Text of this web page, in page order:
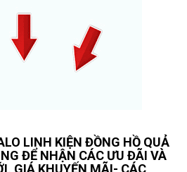
LINH KIỆN ĐỒNG HỒ QUẢ
ĐỂ NHẬN CÁC ƯU ĐÃI VÀ